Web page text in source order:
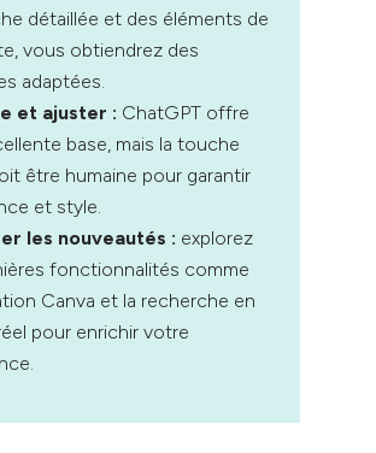
détaillée et des éléments de
vous obtiendrez des
adaptées.
et ajuster : ChatGPT offre
base, mais la touche
être humaine pour garantir
et style.
les nouveautés : explorez
fonctionnalités comme
Canva et la recherche en
pour enrichir votre